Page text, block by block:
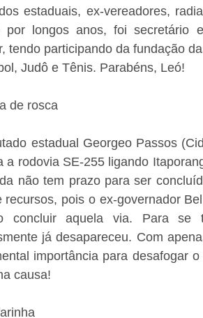
estaduais, ex-vereadores,
por longos anos, foi secretário
tendo participando da fundação
Judô e Tênis. Parabéns, Leó!
de rosca
estadual Georgeo Passos
a rodovia SE-255 ligando
não tem prazo para ser
recursos, pois o ex-governador
concluir aquela via. Para
já desapareceu. Com
importância para desafogar
causa!